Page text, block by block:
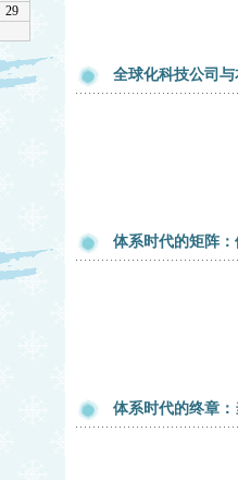
全球化科技公司
体系时代的矩阵
体系时代的终章